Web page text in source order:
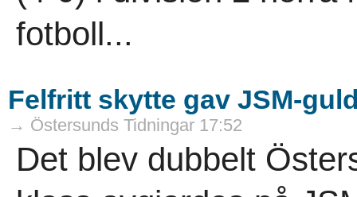
fotboll...
Felfritt skytte gav JSM-
→ Östersunds Tidningar 17:52
Det blev dubbelt